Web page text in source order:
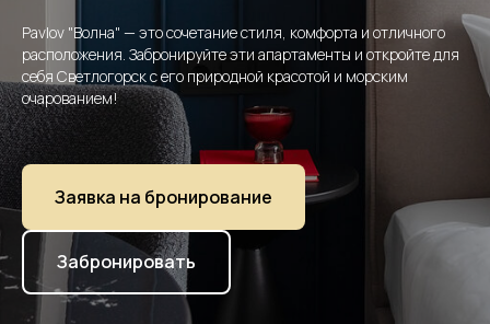
Pavlov "Волна" — это сочетание стиля, комфорта и отличного
расположения. Забронируйте эти апартаменты и откройте для
себя Светлогорск с его природной красотой и морским
очарованием!
Заявка на бронирование
Забронировать